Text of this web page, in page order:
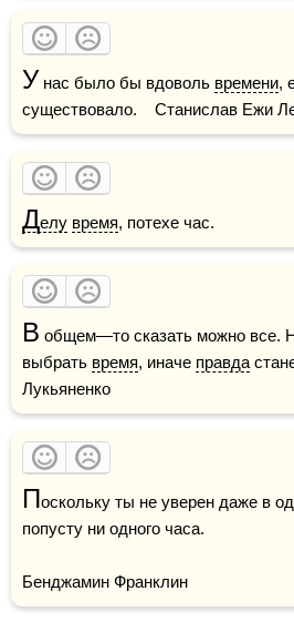
У нас было бы вдоволь времени,
существовало.    Станислав Ежи
Делу время, потехе час.
В общем—то сказать можно все.
выбрать время, иначе правда
Лукьяненко
Поскольку ты не уверен даже в
попусту ни одного часа.
Бенджамин Франклин